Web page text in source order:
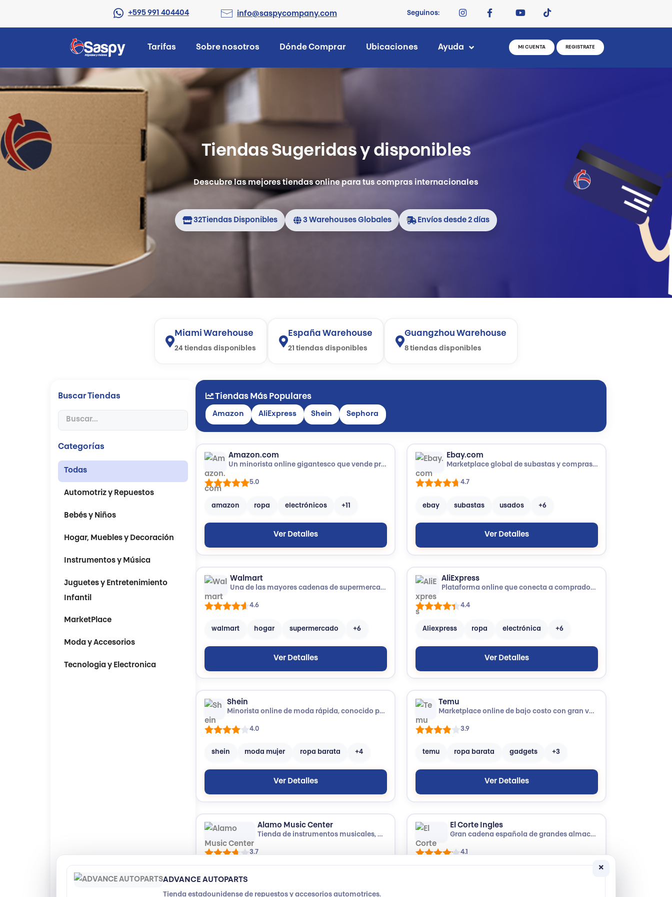
+595 991 404404 info@saspycompany.com Seguinos:
Tarifas Sobre nosotros Dónde Comprar Ubicaciones Ayuda MI CUENTA REGISTRATE
Tiendas Sugeridas y disponibles
Descubre las mejores tiendas online para tus compras internacionales
32Tiendas Disponibles 3 Warehouses Globales Envíos desde 2 días
Miami Warehouse
24 tiendas disponibles
España Warehouse
21 tiendas disponibles
Guangzhou Warehouse
8 tiendas disponibles
Buscar Tiendas
Categorías
Todas
Automotriz y Repuestos
Bebés y Niños
Hogar, Muebles y Decoración
Instrumentos y Música
Juguetes y Entretenimiento
Infantil
MarketPlace
Moda y Accesorios
Tecnologia y Electronica
Tiendas Más Populares
Amazon AliExpress Shein Sephora
Amazon.com
Un minorista online gigantesco que vende prácticamente de todo, tanto de su propio inventario como de terceros vendedores.
5.0
amazon ropa electrónicos +11
Ver Detalles
Ebay.com
Marketplace global de subastas y compras entre usuarios y empresas.
4.7
ebay subastas usados +6
Ver Detalles
Walmart
Una de las mayores cadenas de supermercados y tiendas minoristas del mundo.
4.6
walmart hogar supermercado +6
Ver Detalles
AliExpress
Plataforma online que conecta a compradores con vendedores, principalmente de China.
4.4
Aliexpress ropa electrónica +6
Ver Detalles
Shein
Minorista online de moda rápida, conocido por su ropa y accesorios extremadamente económicos.
4.0
shein moda mujer ropa barata +4
Ver Detalles
Temu
Marketplace online de bajo costo con gran variedad de productos.
3.9
temu ropa barata gadgets +3
Ver Detalles
Alamo Music Center
Tienda de instrumentos musicales, pianos y guitarras en EE.UU.
3.7
Organos
El Corte Ingles
Gran cadena española de grandes almacenes con moda, hogar, tecnología y más.
4.1
×
ADVANCE AUTOPARTS
Tienda estadounidense de repuestos y accesorios automotrices.